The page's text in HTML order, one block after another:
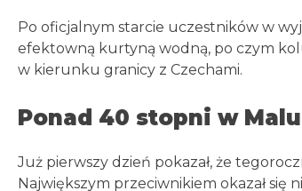
Po oficjalnym starcie uczestników w
efektowną kurtyną wodną, po czym
w kierunku granicy z Czechami.
Ponad 40 stopni w
Już pierwszy dzień pokazał, że
Największym przeciwnikiem okazał